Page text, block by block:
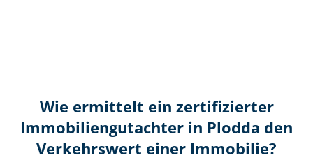
Wie ermittelt ein zertifizierter
Immobilien­gutachter in Plodda den
Verkehrswert einer Immobilie?